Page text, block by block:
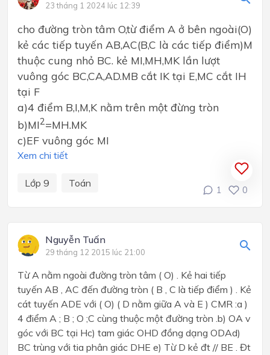
23 tháng 1 2024 lúc 12:39
cho đường tròn tâm O,từ điểm A ở bên ngoài(O)
kẻ các tiếp tuyến AB,AC(B,C là các tiếp điểm)M
thuộc cung nhỏ BC. kẻ MI,MH,MK lần lượt
vuông góc BC,CA,AD.MB cắt IK tại E,MC cắt IH
tại F
a)4 điểm B,I,M,K nằm trên một đừng tròn
b)MI2=MH.MK
c)EF vuông góc MI
Xem chi tiết
Lớp 9 Toán
1 0
Nguyễn Tuấn
29 tháng 12 2015 lúc 21:00
Từ A nằm ngoài đường tròn tâm ( O) . Kẻ hai tiếp
tuyến AB , AC đến đường tròn ( B , C là tiếp điểm ) . Kẻ
cát tuyến ADE với ( O) ( D nằm giữa A và E ) CMR :a )
4 điểm A ; B ; O ;C cùng thuộc một đường tròn .b) OA v
góc với BC tại Hc) tam giác OHD đồng dạng ODAd)
BC trùng với tia phân giác DHE e) Từ D kẻ đt // BE . Đt